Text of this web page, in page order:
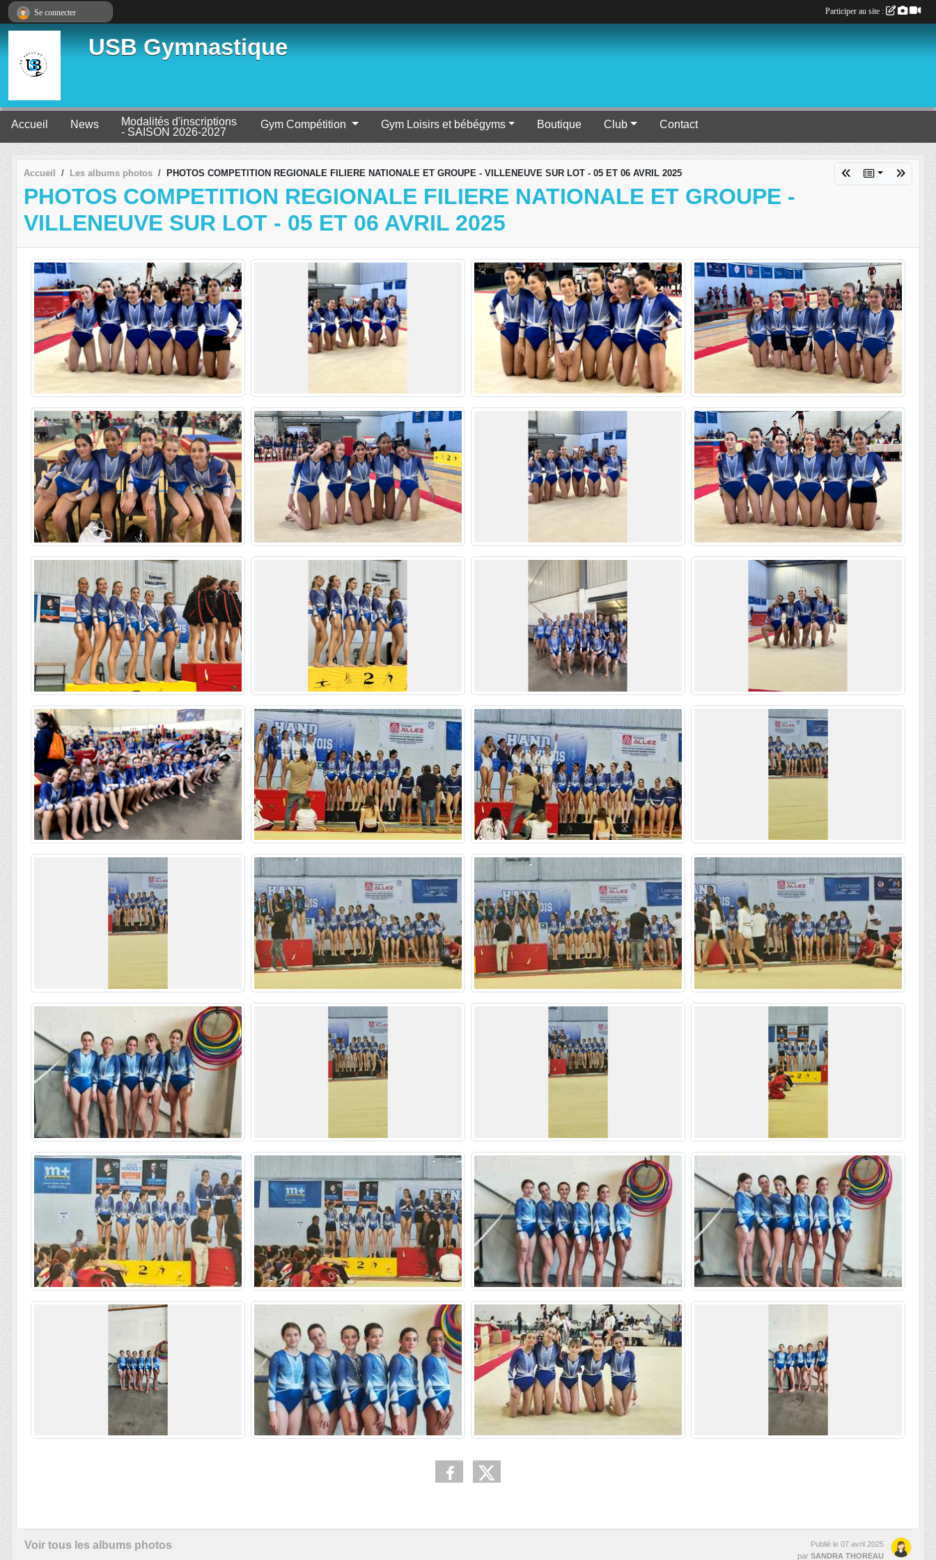
USB Gymnastique
Accueil News
Modalités d'inscriptions
- SAISON 2026-2027
Gym Compétition Gym Loisirs et bébégyms Boutique Club Contact
Accueil Les albums photos PHOTOS COMPETITION REGIONALE FILIERE NATIONALE ET GROUPE - VILLENEUVE SUR LOT - 05 ET 06 AVRIL 2025
PHOTOS COMPETITION REGIONALE FILIERE NATIONALE ET GROUPE -
VILLENEUVE SUR LOT - 05 ET 06 AVRIL 2025
Voir tous les albums photos Publié le 07 avril 2025
par SANDRA THOREAU
Se connecter Participer au site :
Panneau de gestion des cookies